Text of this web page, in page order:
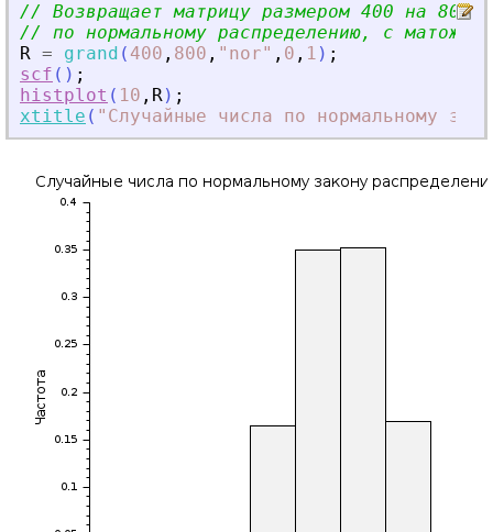
// Возвращает матрицу размером 400 на 800
// по нормальному распределению, с
R = grand ( 400 , 800 , " nor" , 0 , 1 ) ;
scf ( ) ;
histplot ( 10 , R) ;
xtitle ( " Случайные числа по нормальному